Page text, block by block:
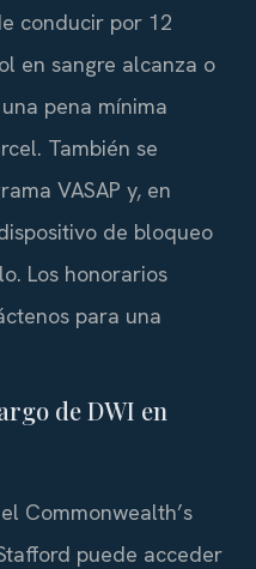
conducir por 12
en sangre alcanza o
pena mínima
También se
VASAP y, en
de bloqueo
Los honorarios
para una
de DWI en
Commonwealth’s
puede acceder